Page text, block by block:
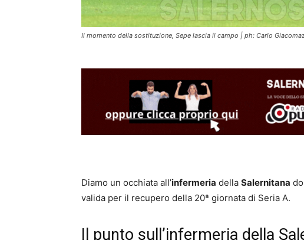
Il momento della sostituzione, Sepe lascia il campo | ph: Carlo
Diamo un occhiata all’infermeria della Salernitana
valida per il recupero della 20ª giornata di Seria A.
Il punto sull’infermeria della